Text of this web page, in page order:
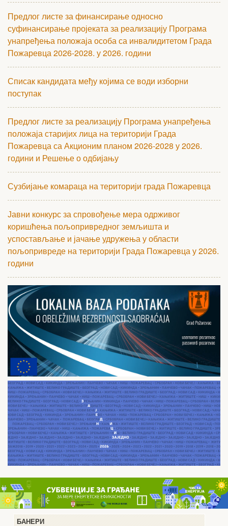
БАНЕРИ
Предлог листе за финансирање односно
суфинансирање пројеката за реализацију Програма
унапређења положаја особа са инвалидитетом Града
Пожаревца 2026-2028. у 2026. години
Списак кандидата међу којима се води изборни
поступак
Предлог листе за реализацију Програма унапређења
положаја старијих лица на територији Града
Пожаревца са Акционим планом 2026-2028 у 2026.
години и Решење о одбијању
Сузбијање комараца на територији града Пожаревца
Јавни конкурс за спровођење мера одрживог
коришћења пољопривредног земљишта и
успостављање и јачање удружења у области
пољопривреде на територији Града Пожаревца у 2026.
години